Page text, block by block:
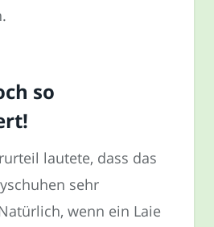
so
lautete, dass das
sehr
wenn ein Laie